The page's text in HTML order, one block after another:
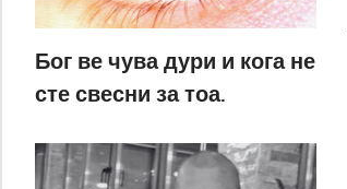
Бог ве чува дури и кога не
сте свесни за тоа.